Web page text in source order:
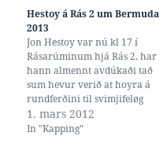
Hestoy á Rás 2 um Bermuda
2013
Jon Hestoy var nú kl 17 í
Rásarúminum hjá Rás 2, har
hann almennt avdúkaði tað
sum hevur verið at hoyra á
rundferðini til svimjifeløg
kring landið, at
Svimjisambandið hevur
1. mars 2012
In "Kapping"